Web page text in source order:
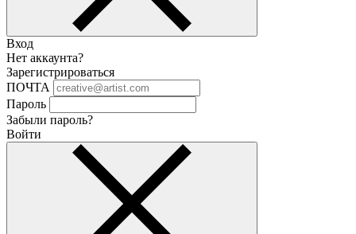
Вход
Нет аккаунта?
Зарегистрироваться
ПОЧТА
Пароль
Забыли пароль?
Войти